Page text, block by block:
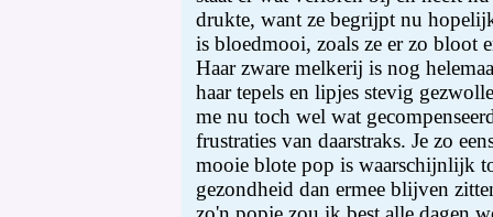
drukte, want ze begrijpt nu
is bloedmooi, zoals ze er zo bloot
Haar zware melkerij is nog
haar tepels en lipjes stevig
me nu toch wel wat
frustraties van daarstraks. Je zo
mooie blote pop is waarschijnlijk
gezondheid dan ermee blijven